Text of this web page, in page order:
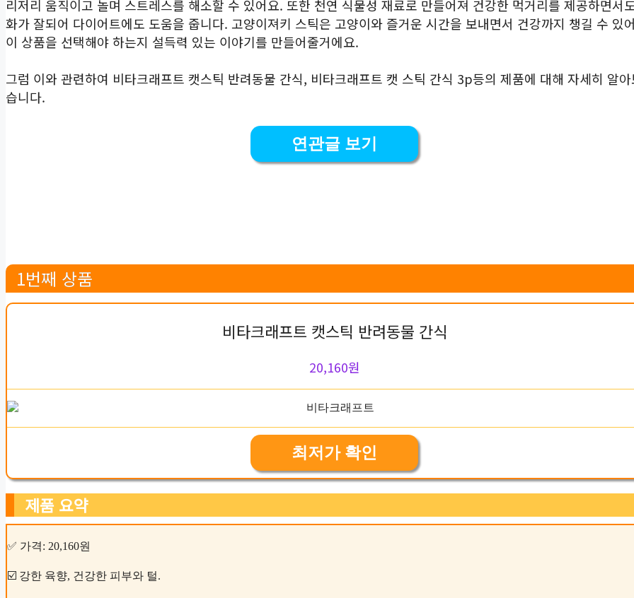
리저리 움직이고 놀며 스트레스를 해소할 수 있어요. 또한 천연 식물성 재료로 만들어져 건강한 먹거리를 제공하면서
화가 잘되어 다이어트에도 도움을 줍니다. 고양이져키 스틱은 고양이와 즐거운 시간을 보내면서 건강까지 챙길 수 있
이 상품을 선택해야 하는지 설득력 있는 이야기를 만들어줄거에요.
그럼 이와 관련하여 비타크래프트 캣스틱 반려동물 간식, 비타크래프트 캣 스틱 간식 3p등의 제품에 대해 자세히 알아
습니다.
연관글 보기
1번째 상품
비타크래프트 캣스틱 반려동물 간식
20,160원
최저가 확인
제품 요약
✅ 가격: 20,160원
☑️ 강한 육향, 건강한 피부와 털.